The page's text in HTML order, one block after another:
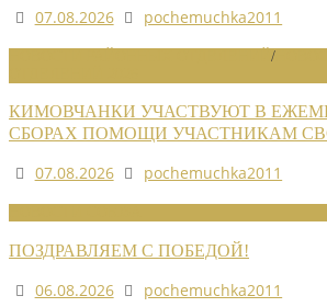
07.08.2026
pochemuchka2011
/
КИМОВЧАНКИ УЧАСТВУЮТ В
СБОРАХ ПОМОЩИ УЧАСТНИКАМ
07.08.2026
pochemuchka2011
ПОЗДРАВЛЯЕМ С ПОБЕДОЙ!
06.08.2026
pochemuchka2011